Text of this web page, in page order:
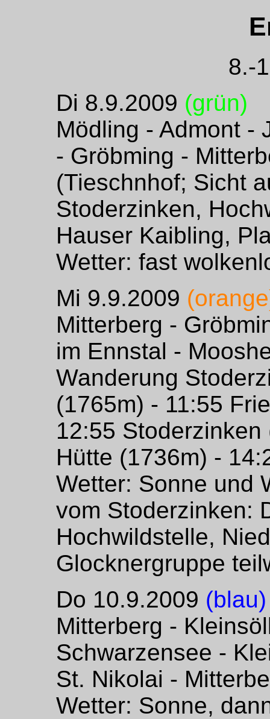
8.-
Di 8.9.2009 (grün)
Mödling - Admont -
- Gröbming -
(Tieschnhof; Sicht
Stoderzinken,
Hauser Kaibling,
Wetter: fast
Mi 9.9.2009
Mitterberg -
im Ennstal -
Wanderung
(1765m) - 11:55
12:55
Hütte (1736m) -
Wetter: Sonne und
vom Stoderzinken:
Hochwildstelle,
Glocknergruppe
Do 10.9.2009 (blau)
Mitterberg -
Schwarzensee -
St. Nikolai -
Wetter: Sonne,